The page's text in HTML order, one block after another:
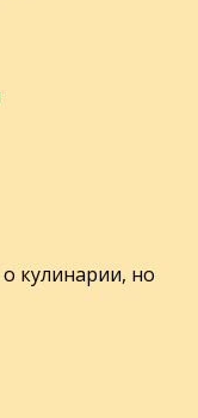
кулинарии, но